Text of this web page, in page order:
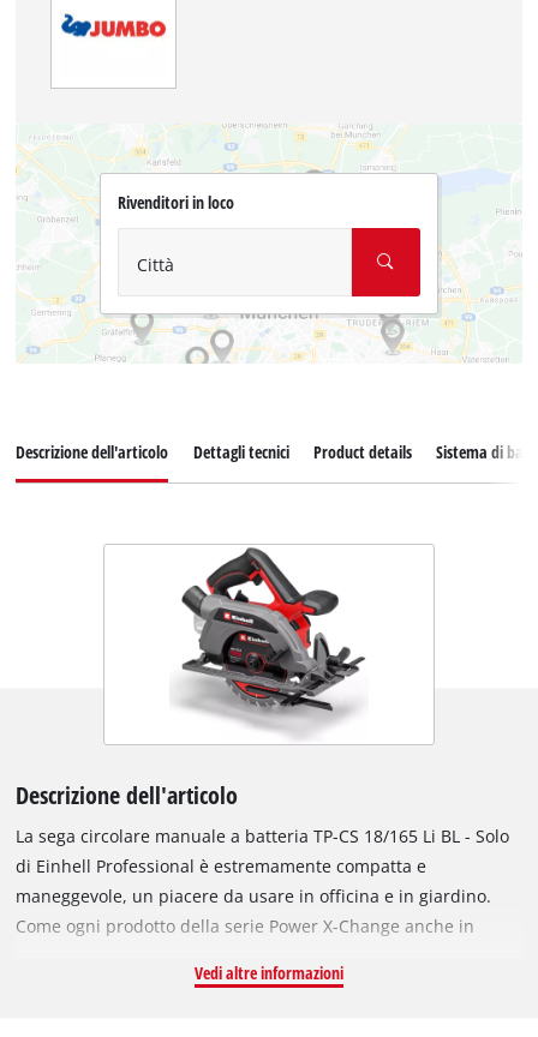
Rivenditori in loco
Città
Descrizione dell'articolo Dettagli tecnici Product details Sistema di
Descrizione dell'articolo
La sega circolare manuale a batteria TP-CS 18/165 Li BL - Solo
di Einhell Professional è estremamente compatta e
maneggevole, un piacere da usare in officina e in giardino.
Come ogni prodotto della serie Power X-Change anche in
una potente batteria per tutti gli apparecchi della serie Power
Vedi altre informazioni